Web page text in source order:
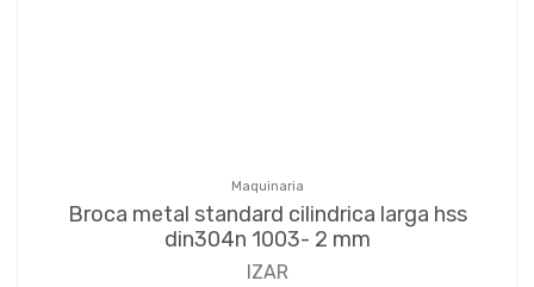
Maquinaria
Broca metal standard cilindrica larga hss
din304n 1003- 2 mm
IZAR